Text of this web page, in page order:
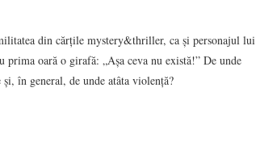
din cărţile mystery&thriller, ca şi personajul lui
prima oară o girafă: „Aşa ceva nu există!” De unde
în general, de unde atâta violenţă?